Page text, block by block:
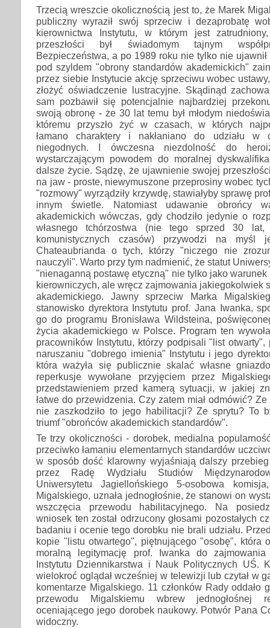
Trzecią wreszcie okolicznością jest to, że Marek
publiczny wyraził swój sprzeciw i dezaprobatę
kierownictwa Instytutu, w którym jest
przeszłości był świadomym tajnym
Bezpieczeństwa, a po 1989 roku nie tylko nie
pod szyldem "obrony standardów akademickich"
przez siebie Instytucie akcję sprzeciwu wobec
złożyć oświadczenie lustracyjne. Skądinąd
sam pozbawił się potencjalnie najbardziej
swoją obronę - że 30 lat temu był młodym
któremu przyszło żyć w czasach, w których
łamano charaktery i nakłaniano do udziału w
niegodnych. I ówczesna niezdolność do
wystarczającym powodem do moralnej
dalsze życie. Sądzę, że ujawnienie swojej
na jaw - proste, niewymuszone przeprosiny wobec
"rozmowy" wyrządziły krzywdę, stawiałyby sprawę
innym świetle. Natomiast udawanie obrońcy
akademickich wówczas, gdy chodziło jedynie o
własnego tchórzostwa (nie tego sprzed 30
komunistycznych czasów) przywodzi na myśl
Chateaubrianda o tych, którzy "niczego nie
nauczyli". Warto przy tym nadmienić, że statut
"nienaganną postawę etyczną" nie tylko jako warunek
kierowniczych, ale wręcz zajmowania jakiegokolwiek
akademickiego. Jawny sprzeciw Marka
stanowisko dyrektora Instytutu prof. Jana Iwanka,
go do programu Bronisława Wildsteina,
życia akademickiego w Polsce. Program ten
pracowników Instytutu, którzy podpisali "list otwarty",
naruszaniu "dobrego imienia" Instytutu i jego
która ważyła się publicznie skalać własne
reperkusje wywołane przyjęciem przez
przedstawieniem przed kamerą sytuacji, w jakiej
łatwe do przewidzenia. Czy zatem miał odmówić?
nie zaszkodziło to jego habilitacji? Ze sprytu? To
triumf "obrońców akademickich standardów".
Te trzy okoliczności - dorobek, medialna
przeciwko łamaniu elementarnych standardów
w sposób dość klarowny wyjaśniają dalszy przebieg
przez Radę Wydziału Studiów
Uniwersytetu Jagiellońskiego 5-osobowa
Migalskiego, uznała jednogłośnie, że stanowi on
wszczęcia przewodu habilitacyjnego. Na
wniosek ten został odrzucony głosami pozostałych
badaniu i ocenie tego dorobku nie brali udziału.
kopie "listu otwartego", piętnującego "osobę", która
moralną legitymację prof. Iwanka do zajmowania
Instytutu Dziennikarstwa i Nauk Politycznych UŚ.
wielokroć oglądał wcześniej w telewizji lub czytał w
komentarze Migalskiego. 11 członków Rady oddało
przewodu Migalskiemu wbrew jednogłośnej
oceniającego jego dorobek naukowy. Potwór Pana
widoczny.